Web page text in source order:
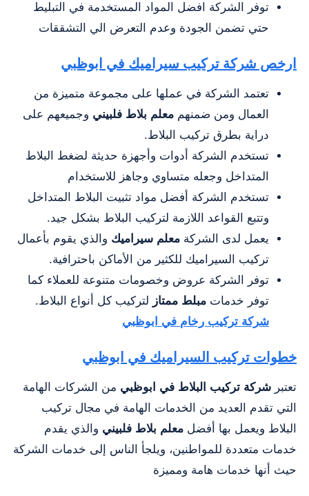
توفر الشركة افضل المواد المستخدمة في التبليط
حتي تضمن الجودة وعدم التعرض الي التشققات
ارخص شركة تركيب سيراميك في ابوظبي
تعتمد الشركة في عملها على مجموعة متميزة من
العمال ومن ضمنهم معلم بلاط فلبيني وجميعهم على
دراية بطرق تركيب البلاط.
تستخدم الشركة أدوات وأجهزة حديثة لضغط البلاط
المتداخل وجعله متساوي وجاهز للاستخدام
تستخدم الشركة أفضل مواد تثبيت البلاط المتداخل
وتتبع القواعد اللازمة لتركيب البلاط بشكل جيد.
يعمل لدى الشركة معلم سيراميك والذي يقوم بأعمال
تركيب السيراميك للكثير من الأماكن باحترافية.
توفر الشركة عروض وخصومات متنوعة للعملاء كما
توفر خدمات مبلط ممتاز لتركيب كل أنواع البلاط.
شركة تركيب رخام في ابوظبي
خطوات تركيب السيراميك في ابوظبي
تعتبر شركة تركيب البلاط في ابوظبي من الشركات الهامة
التي تقدم العديد من الخدمات الهامة في مجال تركيب
البلاط ويعمل بها أفضل معلم بلاط فلبيني والذي يقدم
خدمات متعددة للمواطنين، ويلجأ الناس إلى خدمات الشركة
حيث أنها خدمات هامة ومميزة